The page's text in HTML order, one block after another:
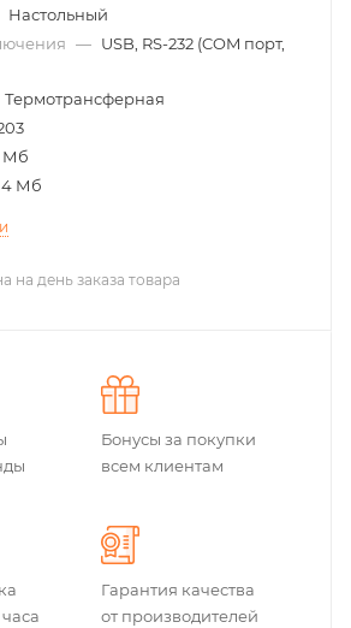
Настольный
— USB, RS-232 (COM порт,
Термотрансферная
Мб
4 Мб
на день заказа товара
Бонусы за покупки
всем клиентам
Гарантия качества
от производителей